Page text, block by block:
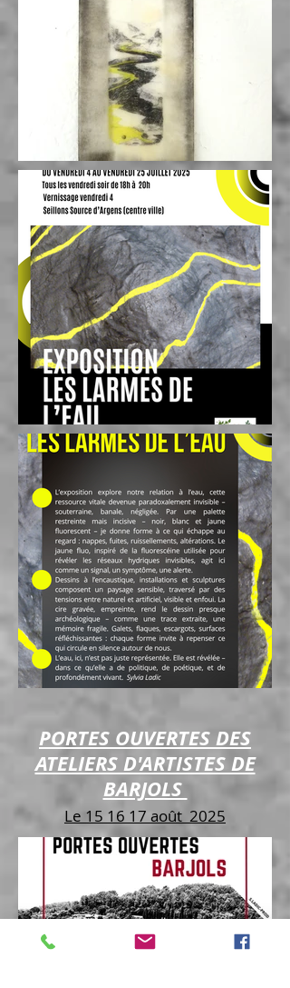
PORTES OUVERTES DES
ATELIERS D'ARTISTES DE
BARJOLS
Le 15 16 17 août 2025